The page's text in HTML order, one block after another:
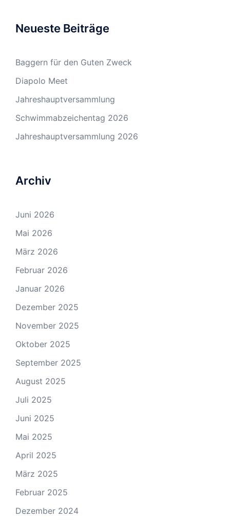
Neueste Beiträge
Baggern für den Guten Zweck
Diapolo Meet
Jahreshauptversammlung
Schwimmabzeichentag 2026
Jahreshauptversammlung 2026
Archiv
Juni 2026
Mai 2026
März 2026
Februar 2026
Januar 2026
Dezember 2025
November 2025
Oktober 2025
September 2025
August 2025
Juli 2025
Juni 2025
Mai 2025
April 2025
März 2025
Februar 2025
Dezember 2024